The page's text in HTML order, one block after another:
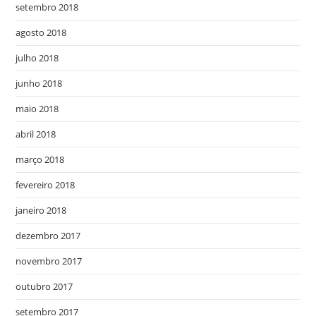
setembro 2018
agosto 2018
julho 2018
junho 2018
maio 2018
abril 2018
março 2018
fevereiro 2018
janeiro 2018
dezembro 2017
novembro 2017
outubro 2017
setembro 2017